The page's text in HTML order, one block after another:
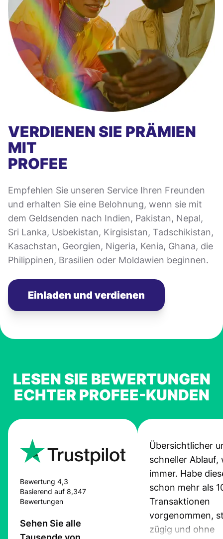
VERDIENEN SIE PRÄMIEN
MIT
PROFEE
Empfehlen Sie unseren Service Ihren Freunden
und erhalten Sie eine Belohnung, wenn sie mit
dem Geldsenden nach Indien, Pakistan, Nepal,
Sri Lanka, Usbekistan, Kirgisistan, Tadschikistan,
Kasachstan, Georgien, Nigeria, Kenia, Ghana, die
Philippinen, Brasilien oder Moldawien beginnen.
Einladen und verdienen
LESEN SIE BEWERTUNGEN
ECHTER PROFEE-KUNDEN
Bewertung 4,3
Basierend auf 8,347
Bewertungen
Sehen Sie alle
Übersichtlicher
schneller Ablauf,
immer. Habe
schon mehr als
Transaktionen
vorgenommen,
zügig und ohne